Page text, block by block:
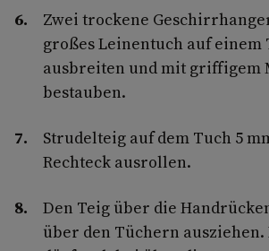
Zwei trockene
großes Leinentuch auf einem
ausbreiten und mit griffigem
bestauben.
Strudelteig auf dem Tuch 5
Rechteck ausrollen.
Den Teig über die
über den Tüchern